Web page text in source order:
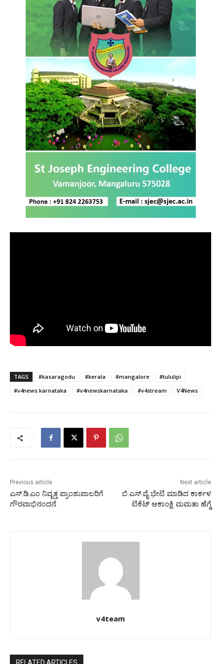
TAGS #kasaragodu #kerala #mangalore
#tululipi
#v4news karnataka
#v4newskarnataka #v4stream V4News
Previous article
ಎಸ್.ಡಿ.ಎಂ ನಿವೃತ್ತ ಪ್ರಾಂಶುಪಾಲರಿಗೆ
ಗೌರವಾಭಿನಂದನೆ
Next article
ಬಿ.ಎಸ್.ವೈ ಭೇಟಿ ಮಾಡಿದ ಕಾರ್ಕಳ
ಟಿಕೆಟ್ ಆಕಾಂಕ್ಷಿ ಮಮತಾ ಹೆಗ್ಡೆ
v4team